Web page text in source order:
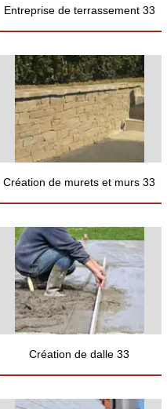
Entreprise de terrassement 33
Création de murets et murs 33
Création de dalle 33